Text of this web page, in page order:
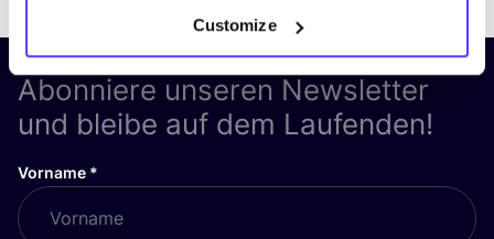
Customize
Abonniere unseren Newsletter
und bleibe auf dem Laufenden!
Vorname *